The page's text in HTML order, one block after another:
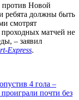
Новой
ребята должны быть
смотрят
матчей не
– заявил
Express.
4 гола –
почти без